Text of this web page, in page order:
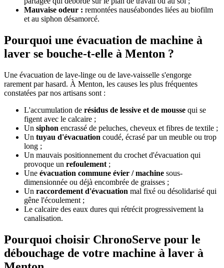
Mauvaise odeur : remontées nauséabondes liées au biofilm
et au siphon désamorcé.
Pourquoi une évacuation de machine à
laver se bouche-t-elle à Menton ?
Une évacuation de lave-linge ou de lave-vaisselle s'engorge
rarement par hasard. À Menton, les causes les plus fréquentes
constatées par nos artisans sont :
L'accumulation de résidus de lessive et de mousse qui se
figent avec le calcaire ;
Un siphon encrassé de peluches, cheveux et fibres de textile ;
Un tuyau d'évacuation coudé, écrasé par un meuble ou trop
long ;
Un mauvais positionnement du crochet d'évacuation qui
provoque un refoulement ;
Une évacuation commune évier / machine sous-
dimensionnée ou déjà encombrée de graisses ;
Un raccordement d'évacuation mal fixé ou désolidarisé qui
gêne l'écoulement ;
Le calcaire des eaux dures qui rétrécit progressivement la
canalisation.
Pourquoi choisir ChronoServe pour le
débouchage de votre machine à laver à